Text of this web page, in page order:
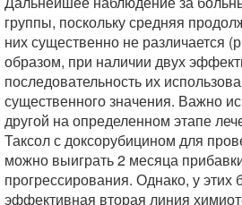
группы, поскольку средняя
них существенно не различается
образом, при наличии двух
последовательность их
существенного значения. Важно
другой на определенном этапе
Таксол с доксорубицином для
можно выиграть 2 месяца
прогрессирования. Однако, у этих
эффективная вторая линия